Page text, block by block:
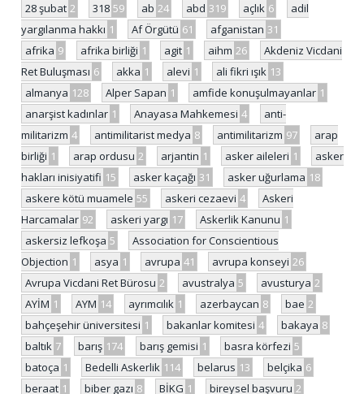
28 şubat 2 318 59 ab 24 abd 319 açlık 6
adil
yargılanma hakkı 1 Af Örgütü 61 afganistan 31
afrika 9 afrika birliği 1 agit 1 aihm 26
Akdeniz Vicdani
Ret Buluşması 6 akka 1 alevi 1 ali fikri ışık 13
almanya 128 Alper Sapan 1 amfide konuşulmayanlar 1
anarşist kadınlar 1 Anayasa Mahkemesi 4
anti-
militarizm 4 antimilitarist medya 8 antimilitarizm 97
arap
birliği 1 arap ordusu 2 arjantin 1 asker aileleri 1
asker
hakları inisiyatifi 15 asker kaçağı 31 asker uğurlama 18
askere kötü muamele 55 askeri cezaevi 4
Askeri
Harcamalar 92 askeri yargı 17 Askerlik Kanunu 1
askersiz lefkoşa 5
Association for Conscientious
Objection 1 asya 1 avrupa 41 avrupa konseyi 26
Avrupa Vicdani Ret Bürosu 2 avustralya 5 avusturya 2
AYİM 1 AYM 14 ayrımcılık 1 azerbaycan 8 bae 2
bahçeşehir üniversitesi 1 bakanlar komitesi 4 bakaya 8
baltık 7 barış 174 barış gemisi 1 basra körfezi 5
batoça 1 Bedelli Askerlik 114 belarus 13 belçika 6
beraat 1 biber gazı 8 BİKG 1 bireysel başvuru 2